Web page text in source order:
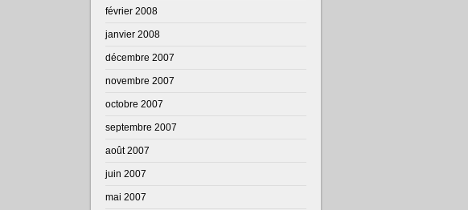
février 2008
janvier 2008
décembre 2007
novembre 2007
octobre 2007
septembre 2007
août 2007
juin 2007
mai 2007